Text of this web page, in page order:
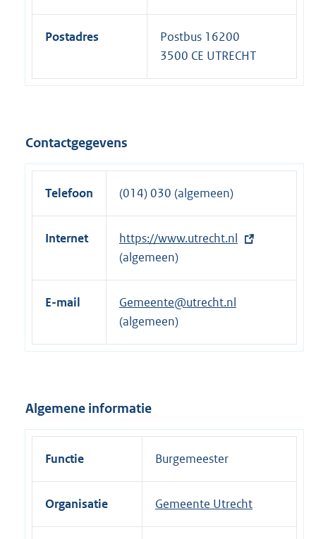
Postadres
Postbus 16200
3500 CE UTRECHT
Contactgegevens
Telefoon (014) 030 (algemeen)
Internet
E
x
t
e
r
e
n
k
https://www.utrecht.nl
(algemeen)
E-mail
Gemeente@utrecht.nl
(algemeen)
Algemene informatie
Functie Burgemeester
Organisatie Gemeente Utrecht